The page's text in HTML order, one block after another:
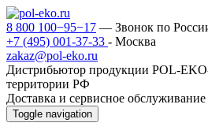
8 800 100−95−17 — Звонок по
+7 (495) 001-37-33 - Москва
zakaz@pol-eko.ru
Дистрибьютор продукции POL-
территории РФ
Доставка и сервисное
Toggle navigation